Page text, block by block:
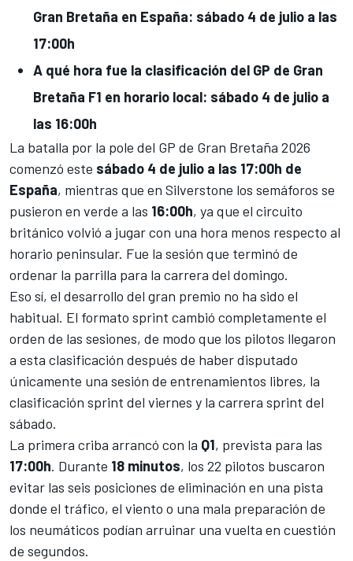
Gran Bretaña en España: sábado 4 de julio a las
17:00h
A qué hora fue la clasificación del GP de Gran
Bretaña F1 en horario local: sábado 4 de julio a
las 16:00h
La batalla por la pole del GP de Gran Bretaña 2026
comenzó este sábado 4 de julio a las 17:00h de
España, mientras que en Silverstone los semáforos se
pusieron en verde a las 16:00h, ya que el circuito
británico volvió a jugar con una hora menos respecto al
horario peninsular. Fue la sesión que terminó de
ordenar la parrilla para la carrera del domingo.
Eso sí, el desarrollo del gran premio no ha sido el
habitual. El formato sprint cambió completamente el
orden de las sesiones, de modo que los pilotos llegaron
a esta clasificación después de haber disputado
únicamente una sesión de entrenamientos libres, la
clasificación sprint del viernes y la carrera sprint del
sábado.
La primera criba arrancó con la Q1, prevista para las
17:00h. Durante 18 minutos, los 22 pilotos buscaron
evitar las seis posiciones de eliminación en una pista
donde el tráfico, el viento o una mala preparación de
los neumáticos podían arruinar una vuelta en cuestión
de segundos.